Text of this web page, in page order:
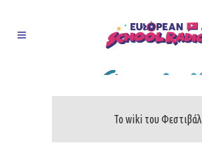
Το wiki του Φεστιβάλ